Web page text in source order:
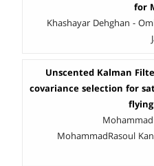
for
Khashayar Dehghan -
Unscented Kalman
covariance selection for
MohammadRasoul